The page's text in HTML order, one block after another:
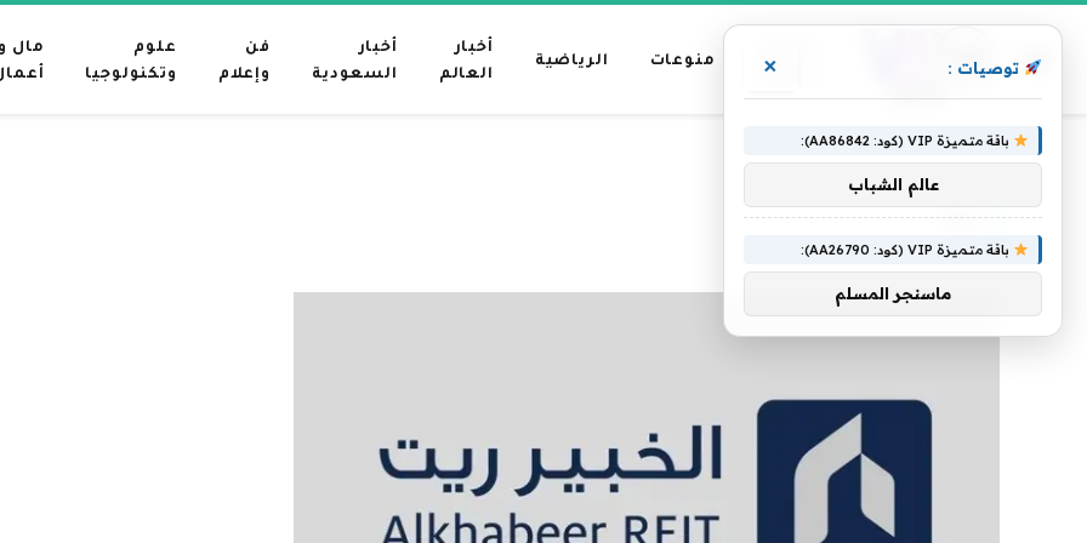
رئيسية
منوعات الرياضية
أخبار
العالم
أخبار
السعودية
فن
وإعلام
علوم
وتكنولوجيا
مال و
الرئيسية » ريت
ريت
توصيات : ×
باقة متميزة VIP (كود: AA86842):
عالم الشباب
باقة متميزة VIP (كود: AA26790):
ماسنجر المسلم